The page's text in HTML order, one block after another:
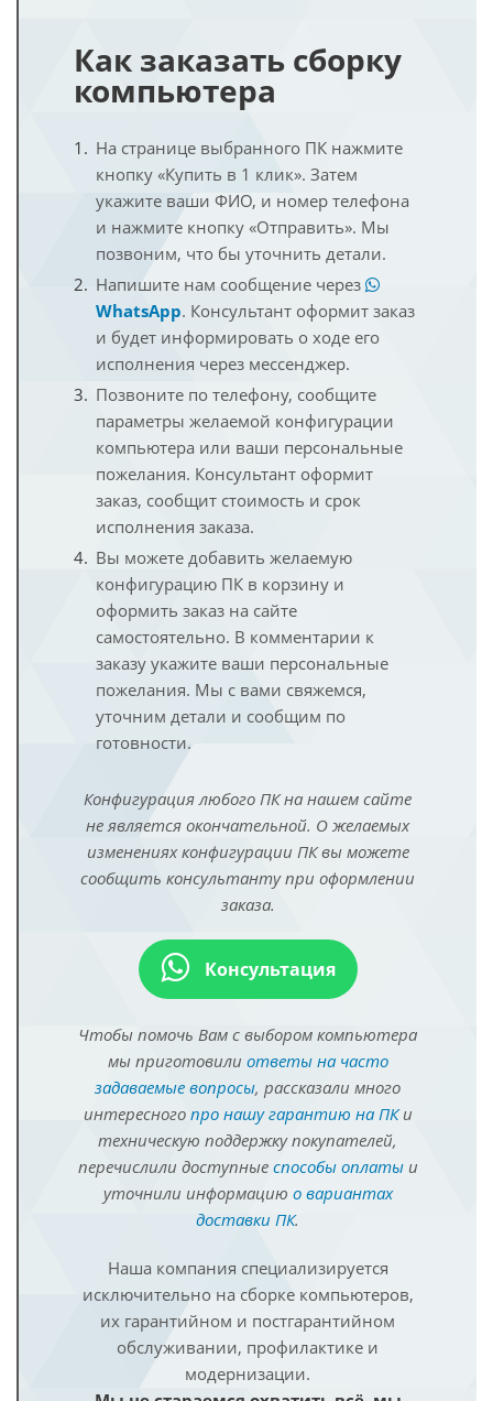
Как заказать сборку
компьютера
На странице выбранного ПК нажмите
кнопку «Купить в 1 клик». Затем
укажите ваши ФИО, и номер телефона
и нажмите кнопку «Отправить». Мы
позвоним, что бы уточнить детали.
Напишите нам сообщение через
WhatsApp. Консультант оформит заказ
и будет информировать о ходе его
исполнения через мессенджер.
Позвоните по телефону, сообщите
параметры желаемой конфигурации
компьютера или ваши персональные
пожелания. Консультант оформит
заказ, сообщит стоимость и срок
исполнения заказа.
Вы можете добавить желаемую
конфигурацию ПК в корзину и
оформить заказ на сайте
самостоятельно. В комментарии к
заказу укажите ваши персональные
пожелания. Мы с вами свяжемся,
уточним детали и сообщим по
готовности.
Конфигурация любого ПК на нашем сайте
не является окончательной. О желаемых
изменениях конфигурации ПК вы можете
сообщить консультанту при оформлении
заказа.
Консультация
Чтобы помочь Вам с выбором компьютера
мы приготовили ответы на часто
задаваемые вопросы, рассказали много
интересного про нашу гарантию на ПКи
техническую поддержку покупателей,
перечислили доступные способы оплатыи
уточнили информацию о вариантах
доставки ПК.
Наша компания специализируется
исключительно на сборке компьютеров,
их гарантийном и постгарантийном
обслуживании, профилактике и
модернизации.